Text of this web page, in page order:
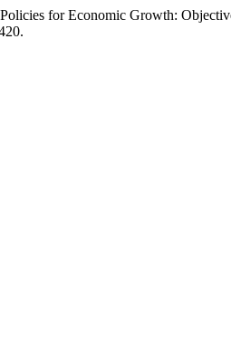
for Economic Growth: